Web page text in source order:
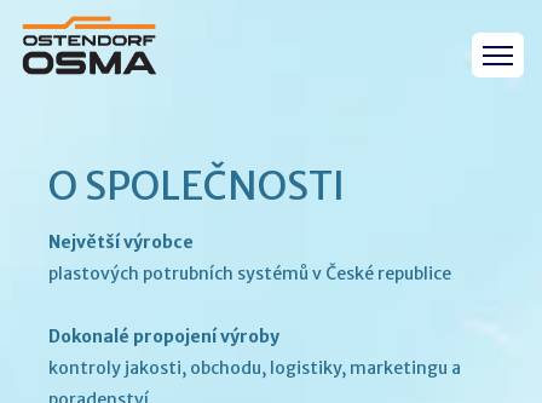
O SPOLEČNOSTI
Největší výrobce
plastových potrubních systémů v České republice
Dokonalé propojení výroby
kontroly jakosti, obchodu, logistiky, marketingu a